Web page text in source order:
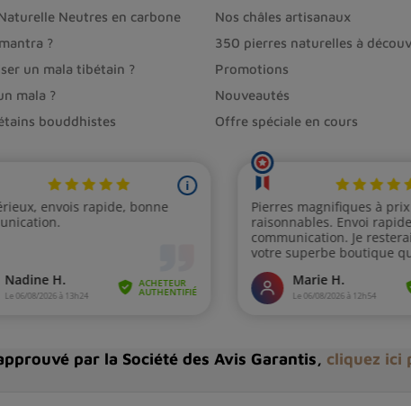
black sheen pour bénéficier de ses propriétés
près de son lit
ou sur sa table de nuit pour
en la tenant dans sa main ou en la plaçant sur le
sheen en
sur les zones du corps où la
Silver Black Sheen ?
Silver black sheen, il est important denettoyer et
heures , puis la rechargerà la lumière
Neutres en carbone
?
un mala tibétain ?
mala ?
bouddhistes
Nos châles artisanaux
350 pierres naturelles à
Promotions
Nouveautés
Offre spéciale en cours
par la Société des Avis Garantis, cliquez ici